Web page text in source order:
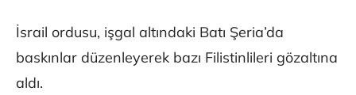
İsrail ordusu, işgal altındaki Batı Şeria’da
baskınlar düzenleyerek bazı Filistinlileri gözaltına
aldı.